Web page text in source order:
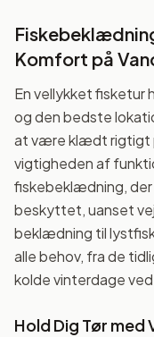
Komfort på
En vellykket fisketur
og den bedste
at være klædt rigtigt
vigtigheden af
fiskebeklædning, der
beskyttet, uanset
beklædning til
alle behov, fra de
kolde vinterdage
Hold Dig Tør